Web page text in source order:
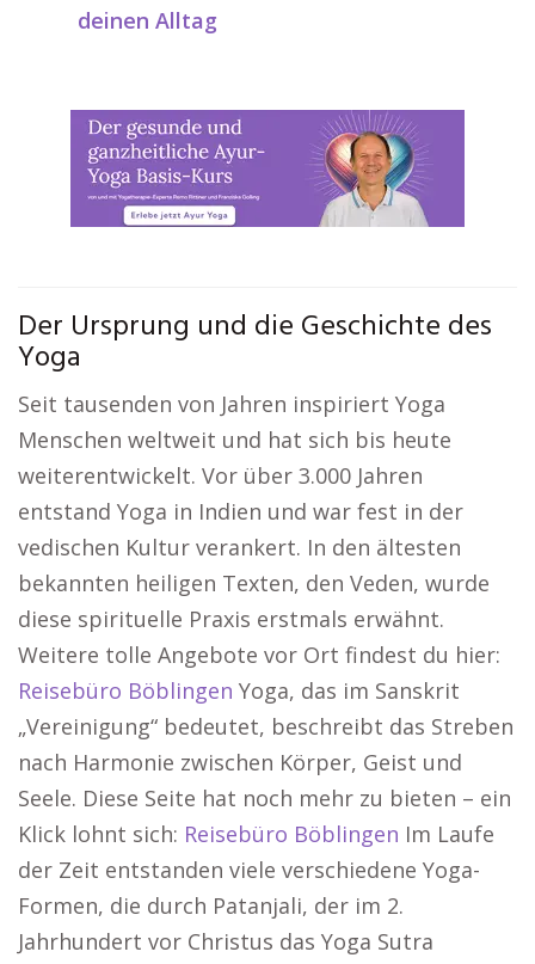
deinen Alltag
Der Ursprung und die Geschichte des
Yoga
Seit tausenden von Jahren inspiriert Yoga
Menschen weltweit und hat sich bis heute
weiterentwickelt. Vor über 3.000 Jahren
entstand Yoga in Indien und war fest in der
vedischen Kultur verankert. In den ältesten
bekannten heiligen Texten, den Veden, wurde
diese spirituelle Praxis erstmals erwähnt.
Weitere tolle Angebote vor Ort findest du hier:
Reisebüro Böblingen Yoga, das im Sanskrit
„Vereinigung“ bedeutet, beschreibt das Streben
nach Harmonie zwischen Körper, Geist und
Seele. Diese Seite hat noch mehr zu bieten – ein
Klick lohnt sich: Reisebüro Böblingen Im Laufe
der Zeit entstanden viele verschiedene Yoga-
Formen, die durch Patanjali, der im 2.
Jahrhundert vor Christus das Yoga Sutra